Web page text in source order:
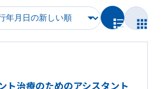
著者一覧
治療のためのアシスタント